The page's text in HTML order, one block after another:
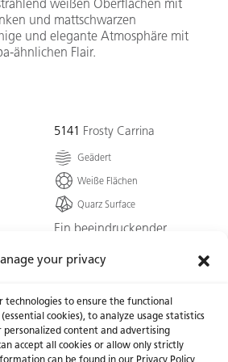
your privacy
technologies to ensure the functional
cookies), to analyze usage statistics
personalized content and advertising
accept all cookies or allow only strictly
can be found in our Privacy Policy
weißen Oberflächen mit
und mattschwarzen
und elegante Atmosphäre mit
ähnlichen Flair.
5141 Frosty Carrina
Geädert
Weiße Flächen
Quarz Surface
Ein beeindruckender
mit anmutigen
die die Fläche zu einem
zeitlosen Klassiker
machen.
Zur Farbe